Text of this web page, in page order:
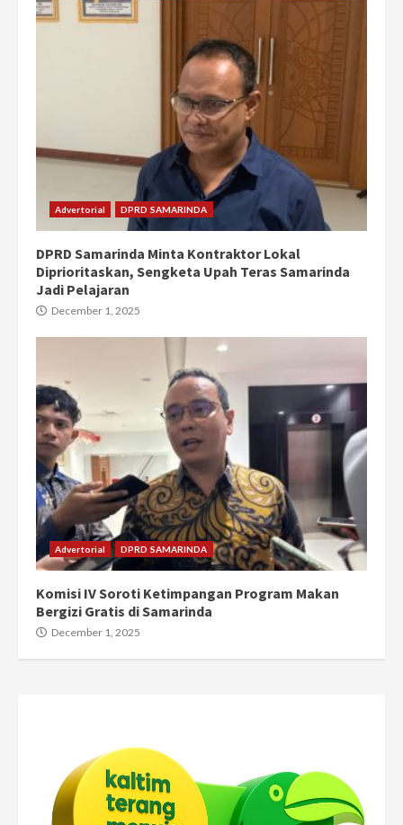
Advertorial DPRD SAMARINDA
DPRD Samarinda Minta Kontraktor Lokal
Diprioritaskan, Sengketa Upah Teras Samarinda
Jadi Pelajaran
December 1, 2025
Advertorial DPRD SAMARINDA
Komisi IV Soroti Ketimpangan Program Makan
Bergizi Gratis di Samarinda
December 1, 2025